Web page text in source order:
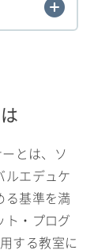
とは、ソ
ルエデュケ
る基準を満
ト・プログ
する教室に